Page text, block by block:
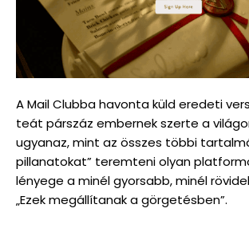
A Mail Clubba havonta küld eredeti
teát párszáz embernek szerte a
ugyanaz, mint az összes többi
pillanatokat” teremteni olyan
lényege a minél gyorsabb, minél
„Ezek megállítanak a görgetésben”.